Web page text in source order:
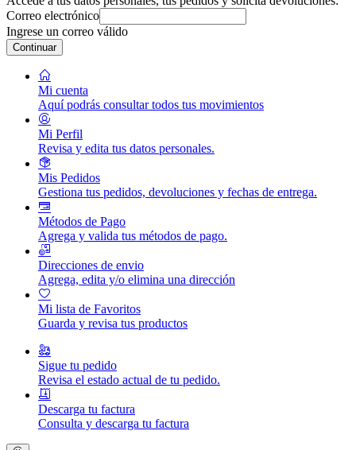
Correo electrónico
Ingrese un correo válido
Continuar
Mi cuenta
Aquí podrás consultar todos tus movimientos
Mi Perfil
Revisa y edita tus datos personales.
Mis Pedidos
Gestiona tus pedidos, devoluciones y fechas de entrega.
Métodos de Pago
Agrega y valida tus métodos de pago.
Direcciones de envio
Agrega, edita y/o elimina una dirección
Mi lista de Favoritos
Guarda y revisa tus productos
Sigue tu pedido
Revisa el estado actual de tu pedido.
Descarga tu factura
Consulta y descarga tu factura